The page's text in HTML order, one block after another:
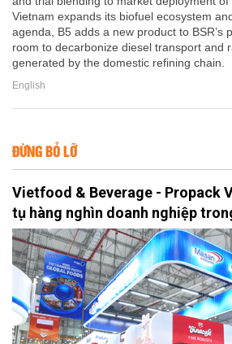
Vietnam expands its biofuel ecosystem
agenda, B5 adds a new product to BSR’s
room to decarbonize diesel transport and
generated by the domestic refining chain.
English
ĐỪNG BỎ LỠ
Vietfood & Beverage - Propack
tụ hàng nghìn doanh nghiệp